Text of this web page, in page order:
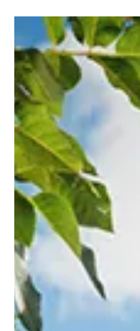
akkumulátorcsalád erős
Legyen szó precíz
lombfújásról, minden
mozgás, megbízható
élmény legyen.